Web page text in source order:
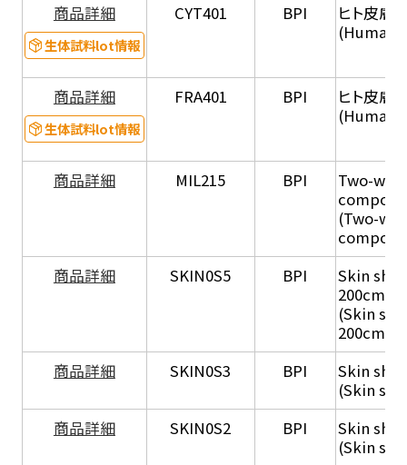
商品詳細
生体試料lot情報
CYT401 BPI
ヒト皮膚
(Human
商品詳細
生体試料lot情報
FRA401 BPI
ヒト皮膚
(Human
商品詳細 MIL215 BPI
Two-
(Two-
商品詳細
SKIN0S5 BPI
Skin
200cm2
(Skin
200cm2)
商品詳細
SKIN0S3 BPI
Skin
(Skin
商品詳細
SKIN0S2 BPI
Skin
(Skin